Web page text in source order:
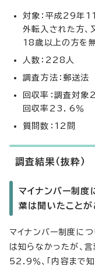
対象：平成29年
外転入された方、
18歳以上の方を
人数：228人
調査方法：郵送法
回収率：調査対
回収率23．6％
質問数：12問
調査結果（抜粋）
マイナンバー制度
葉は聞いたことが
マイナンバー制度に
は知らなかったが、
52.9％、「内容まで